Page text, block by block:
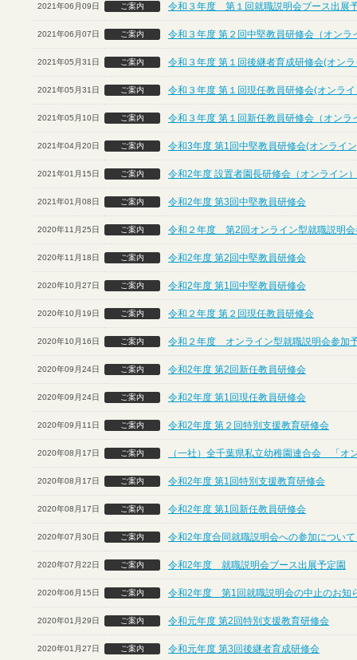
2021年06月09日 ご案内 令和３年度 第１回就職説明会ブース出展
2021年06月07日 ご案内 令和３年度 第２回中堅教員研修会（オンラ
2021年05月31日 ご案内 令和３年度 第１回後継者育成研修会(オン
2021年05月31日 ご案内 令和３年度 第１回現任教員研修会(オンラ
2021年05月10日 ご案内 令和３年度 第１回新任教員研修会（オンラ
2021年04月20日 ご案内 令和3年度 第1回中堅教員研修会(オンライ
2021年01月15日 ご案内 令和2年度 設置者園長研修会（オンライン）
2021年01月08日 ご案内 令和2年度 第3回中堅教員研修会
2020年11月25日 ご案内 令和２年度 第2回オンライン型就職説明会
2020年11月18日 ご案内 令和2年度 第2回中堅教員研修会
2020年10月27日 ご案内 令和2年度 第1回中堅教員研修会
2020年10月19日 ご案内 令和２年度 第２回現任教員研修会
2020年10月16日 ご案内 令和２年度 オンライン型就職説明会参加
2020年09月24日 ご案内 令和2年度 第2回新任教員研修会
2020年09月24日 ご案内 令和2年度 第1回現任教員研修会
2020年09月11日 ご案内 令和2年度 第２回特別支援教育研修会
2020年08月17日 ご案内 （一社）全千葉県私立幼稚園連合会 「オ
2020年08月17日 ご案内 令和2年度 第1回特別支援教育研修会
2020年08月17日 ご案内 令和2年度 第1回新任教員研修会
2020年07月30日 ご案内 令和2年度合同就職説明会への参加につい
2020年07月22日 ご案内 令和2年度 就職説明会ブース出展予定園
2020年06月15日 ご案内 令和2年度 第1回就職説明会の中止のお知
2020年01月29日 ご案内 令和元年度 第2回特別支援教育研修会
2020年01月27日 ご案内 令和元年度 第3回後継者育成研修会